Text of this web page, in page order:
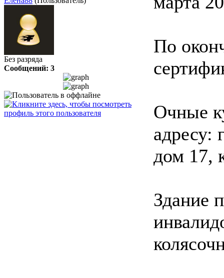
Без разряда
Сообщений: 3
По
Очные
адресу:
дом 17,
Здание